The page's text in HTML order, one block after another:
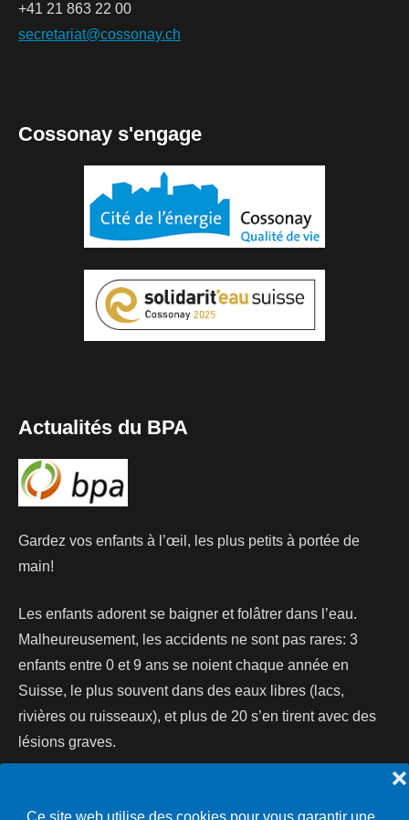
❌
+41 21 863 22 00
secretariat@cossonay.ch
Cossonay s'engage
Actualités du BPA
Gardez vos enfants à l’œil, les plus petits à portée de
main!
Les enfants adorent se baigner et folâtrer dans l’eau.
Malheureusement, les accidents ne sont pas rares: 3
enfants entre 0 et 9 ans se noient chaque année en
Suisse, le plus souvent dans des eaux libres (lacs,
rivières ou ruisseaux), et plus de 20 s’en tirent avec des
lésions graves.